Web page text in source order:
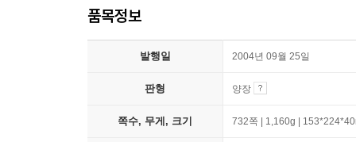
품목정보
발행일 2004년 09월 25일
판형 양장
쪽수, 무게, 크기 732쪽 | 1,160g |